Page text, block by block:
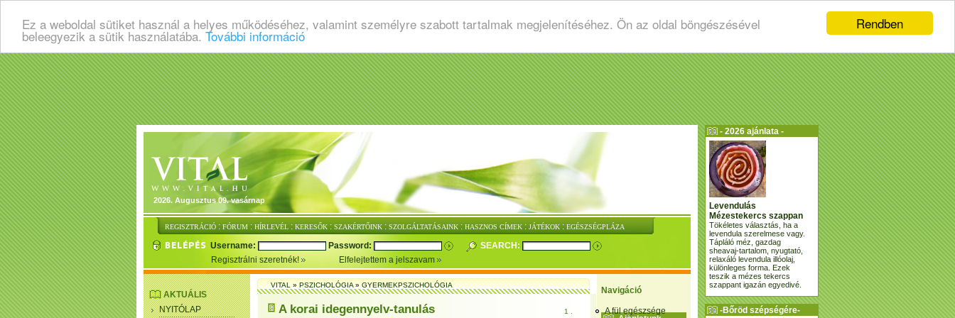
Rendben
Ez a weboldal sütiket használ a helyes működéséhez, valamint személyre szabott tartalmak megjelenítéséhez. Ön az oldal böngészésével
beleegyezik a sütik használatába. További információ
2026. Augusztus 09. vasárnap
REGISZTRÁCIÓ : FÓRUM : HÍRLEVÉL : KERESŐK : SZAKÉRTŐINK : SZOLGÁLTATÁSAINK : HASZNOS CÍMEK : JÁTÉKOK : EGÉSZSÉGPLÁZA
Username: Password:
SEARCH:
Regisztrálni szeretnék!
Elfelejtettem a jelszavam
Navigáció
A fül egészsége
AKTUÁLIS
NYITÓLAP
VITAL»PSZICHOLÓGIA»GYERMEKPSZICHOLÓGIA
A korai idegennyelv-tanulás
1 .
- 2026 ajánlata -
Levendulás
Mézestekercs szappan
Tökéletes választás, ha a
levendula szerelmese vagy.
Tápláló méz, gazdag
sheavaj-tartalom, nyugtató,
relaxáló levendula illóolaj,
különleges forma. Ezek
teszik a mézes tekercs
szappant igazán egyedivé.
-Bőröd szépségére-